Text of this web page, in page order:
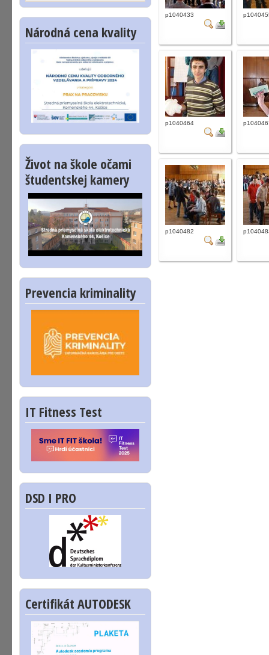
Národná cena kvality
Život na škole očami
študentskej kamery
Prevencia kriminality
IT Fitness Test
DSD I PRO
Certifikát AUTODESK
p1040433
p1040464
p1040482